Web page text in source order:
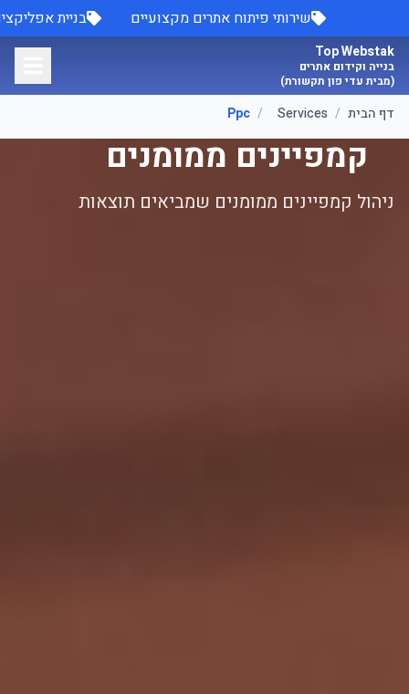
דלג לתוכן הראשי שירותי פיתוח אתרים מקצועיים בניית
Top Webstak
בנייה וקידום אתרים
(מבית עדי פון תקשורת)
דף הבית /
Services
/
Ppc
קמפיינים ממומנים
ניהול קמפיינים ממומנים שמביאים תוצאות